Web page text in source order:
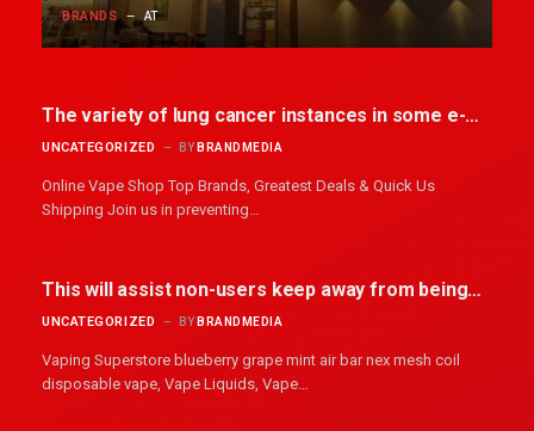
BRANDS AT
The variety of lung cancer instances in some e-
cigarette
UNCATEGORIZED BY BRANDMEDIA
Online Vape Shop Top Brands, Greatest Deals & Quick Us
Shipping Join us in preventing…
This will assist non-users keep away from being
uncovered to
UNCATEGORIZED BY BRANDMEDIA
Vaping Superstore blueberry grape mint air bar nex mesh coil
disposable vape, Vape Liquids, Vape…